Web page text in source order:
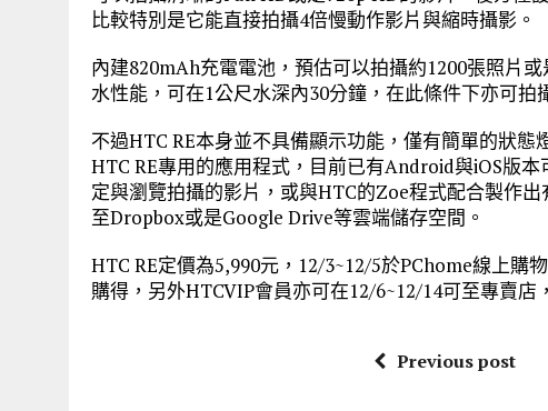
比較特別是它能直接拍攝4倍慢動作影片與縮時攝影。
內建820mAh充電電池，預估可以拍攝約1200張照片
水性能，可在1公尺水深內30分鐘，在此條件下亦可拍
不過HTC RE本身並不具備顯示功能，僅有簡單的狀
HTC RE專用的應用程式，目前已有Android與iOS版
定與瀏覽拍攝的影片，或與HTC的Zoe程式配合製作
至Dropbox或是Google Drive等雲端儲存空間。
HTC RE定價為5,990元，12/3~12/5於PChome線上購
購得，另外HTCVIP會員亦可在12/6~12/14可至專賣店
Previous post